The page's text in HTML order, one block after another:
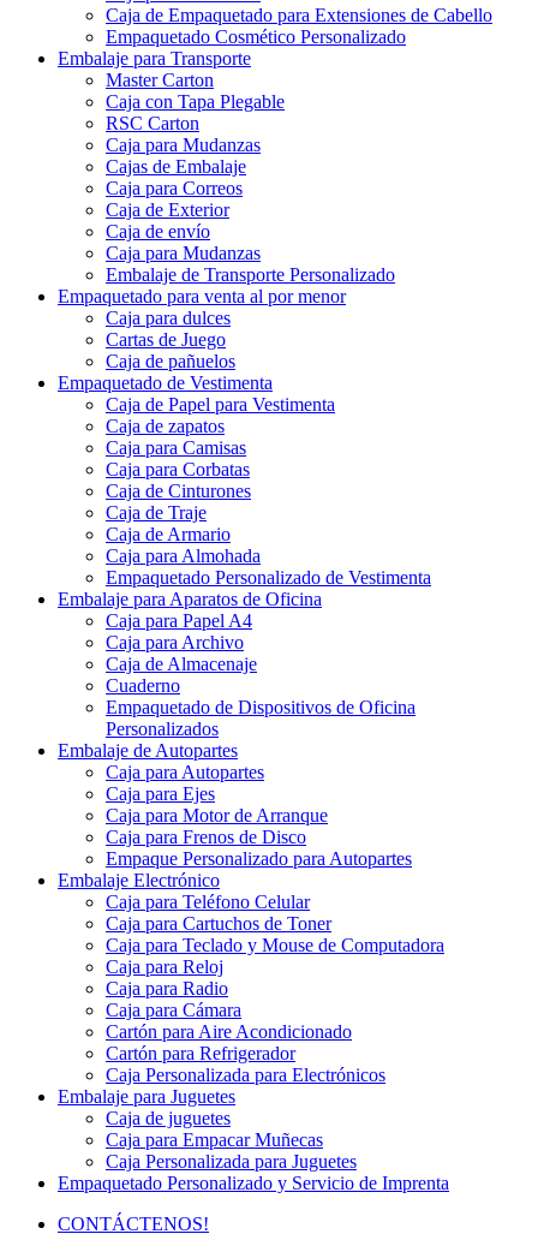
Caja de Empaquetado para Extensiones de Cabello
Empaquetado Cosmético Personalizado
Embalaje para Transporte
Master Carton
Caja con Tapa Plegable
RSC Carton
Caja para Mudanzas
Cajas de Embalaje
Caja para Correos
Caja de Exterior
Caja de envío
Caja para Mudanzas
Embalaje de Transporte Personalizado
Empaquetado para venta al por menor
Caja para dulces
Cartas de Juego
Caja de pañuelos
Empaquetado de Vestimenta
Caja de Papel para Vestimenta
Caja de zapatos
Caja para Camisas
Caja para Corbatas
Caja de Cinturones
Caja de Traje
Caja de Armario
Caja para Almohada
Empaquetado Personalizado de Vestimenta
Embalaje para Aparatos de Oficina
Caja para Papel A4
Caja para Archivo
Caja de Almacenaje
Cuaderno
Empaquetado de Dispositivos de Oficina
Personalizados
Embalaje de Autopartes
Caja para Autopartes
Caja para Ejes
Caja para Motor de Arranque
Caja para Frenos de Disco
Empaque Personalizado para Autopartes
Embalaje Electrónico
Caja para Teléfono Celular
Caja para Cartuchos de Toner
Caja para Teclado y Mouse de Computadora
Caja para Reloj
Caja para Radio
Caja para Cámara
Cartón para Aire Acondicionado
Cartón para Refrigerador
Caja Personalizada para Electrónicos
Embalaje para Juguetes
Caja de juguetes
Caja para Empacar Muñecas
Caja Personalizada para Juguetes
Empaquetado Personalizado y Servicio de Imprenta
CONTÁCTENOS!